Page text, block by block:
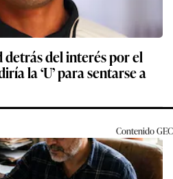
detrás del interés por el
la ‘U’ para sentarse a
ContenidoGEC